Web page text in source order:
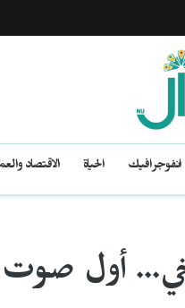
انفوجرافيك الحياة الاقتصاد
أول صوت